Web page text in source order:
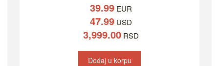
39.99EUR
47.99USD
3,999.00RSD
Dodaj u korpu